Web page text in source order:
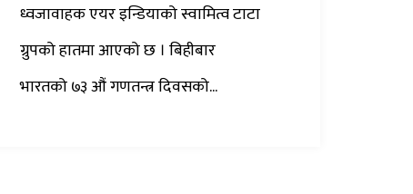
ध्वजावाहक एयर इन्डियाको स्वामित्व टाटा
ग्रुपको हातमा आएको छ । बिहीबार
भारतको ७३ औं गणतन्त्र दिवसको...